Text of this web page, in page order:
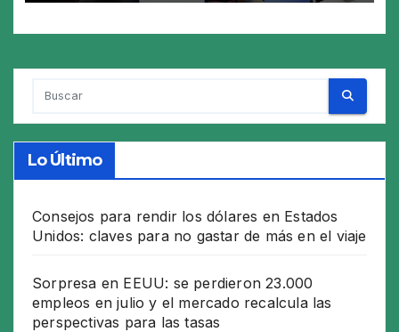
Lo Último
Consejos para rendir los dólares en Estados
Unidos: claves para no gastar de más en el viaje
Sorpresa en EEUU: se perdieron 23.000
empleos en julio y el mercado recalcula las
perspectivas para las tasas